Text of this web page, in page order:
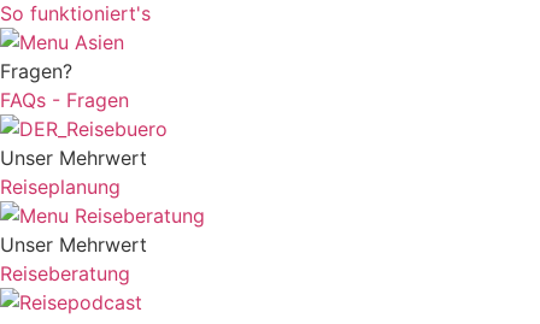
So funktioniert's
Fragen?
FAQs - Fragen
Unser Mehrwert
Reiseplanung
Unser Mehrwert
Reiseberatung